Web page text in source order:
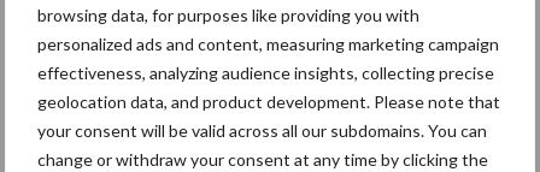
browsing data, for purposes like providing you with
personalized ads and content, measuring marketing campaign
effectiveness, analyzing audience insights, collecting precise
geolocation data, and product development. Please note that
your consent will be valid across all our subdomains. You can
change or withdraw your consent at any time by clicking the
Themapagina's
Diergezondheid Bemesting Fokkerij